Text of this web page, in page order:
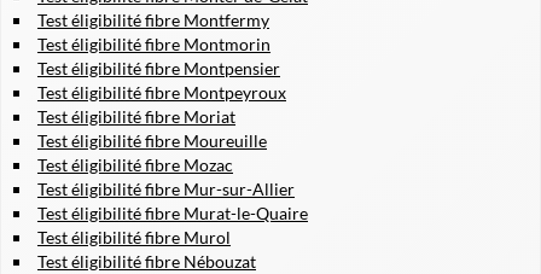
Test éligibilité fibre Montfermy
Test éligibilité fibre Montmorin
Test éligibilité fibre Montpensier
Test éligibilité fibre Montpeyroux
Test éligibilité fibre Moriat
Test éligibilité fibre Moureuille
Test éligibilité fibre Mozac
Test éligibilité fibre Mur-sur-Allier
Test éligibilité fibre Murat-le-Quaire
Test éligibilité fibre Murol
Test éligibilité fibre Nébouzat